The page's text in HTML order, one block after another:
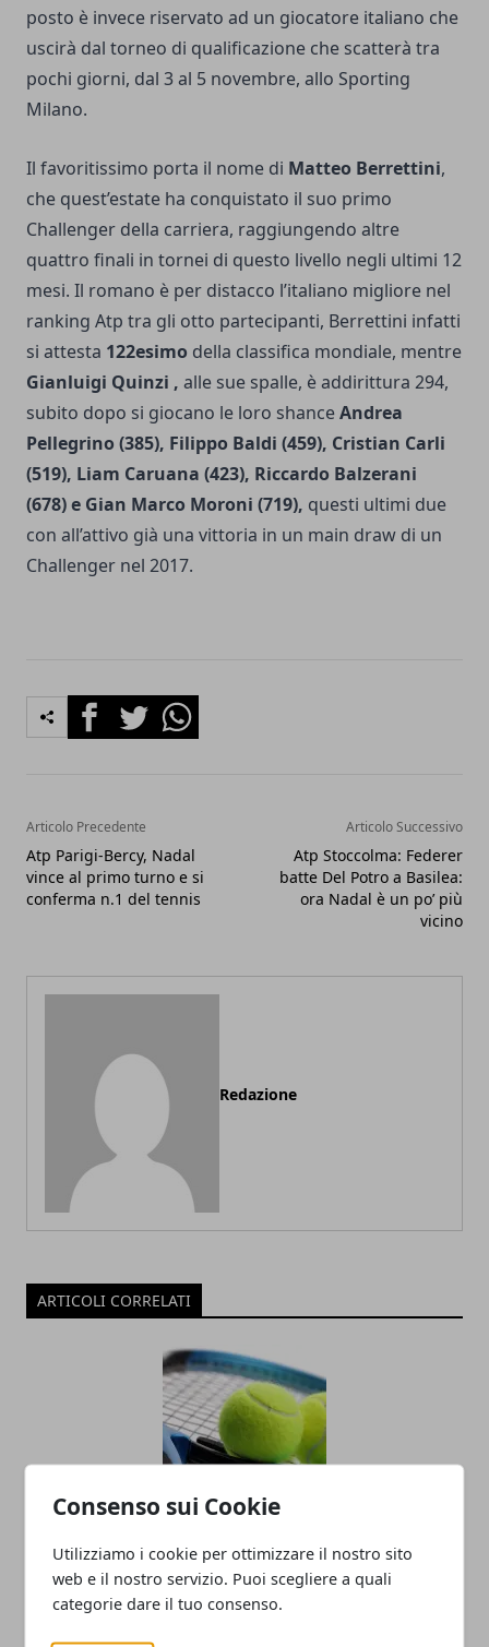
Consenso sui Cookie
Utilizziamo i cookie per ottimizzare il nostro sito
web e il nostro servizio. Puoi scegliere a quali
categorie dare il tuo consenso.
posto è invece riservato ad un giocatore italiano che
uscirà dal torneo di qualificazione che scatterà tra
pochi giorni, dal 3 al 5 novembre, allo Sporting
Milano.
Il favoritissimo porta il nome di Matteo Berrettini,
che quest’estate ha conquistato il suo primo
Challenger della carriera, raggiungendo altre
quattro finali in tornei di questo livello negli ultimi 12
mesi. Il romano è per distacco l’italiano migliore nel
ranking Atp tra gli otto partecipanti, Berrettini infatti
si attesta 122esimo della classifica mondiale, mentre
Gianluigi Quinzi , alle sue spalle, è addirittura 294,
subito dopo si giocano le loro shanceAndrea
Pellegrino (385), Filippo Baldi (459), Cristian Carli
(519), Liam Caruana (423), Riccardo Balzerani
(678) e Gian Marco Moroni (719), questi ultimi due
con all’attivo già una vittoria in un main draw di un
Challenger nel 2017.
FacebookTwitterWhatsapp
Articolo Precedente
Atp Parigi-Bercy, Nadal
vince al primo turno e si
conferma n.1 del tennis
Articolo Successivo
Atp Stoccolma: Federer
batte Del Potro a Basilea:
ora Nadal è un po’ più
vicino
Redazione
ARTICOLI CORRELATI
Racchette da tennis: quanto incidono
sul gioco del principiante
10/12/2018